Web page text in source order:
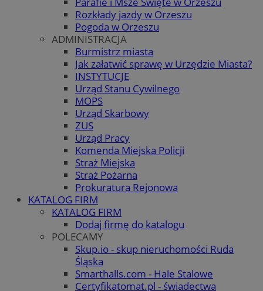
Rozkłady jazdy w Orzeszu
Pogoda w Orzeszu
ADMINISTRACJA
Burmistrz miasta
Jak załatwić sprawę w Urzędzie Miasta?
INSTYTUCJE
Urząd Stanu Cywilnego
MOPS
Urząd Skarbowy
ZUS
Urząd Pracy
Komenda Miejska Policji
Straż Miejska
Straż Pożarna
Prokuratura Rejonowa
KATALOG FIRM
KATALOG FIRM
Dodaj firmę do katalogu
POLECAMY
Skup.io - skup nieruchomości Ruda
Śląska
Smarthalls.com - Hale Stalowe
Certyfikatomat.pl - świadectwa